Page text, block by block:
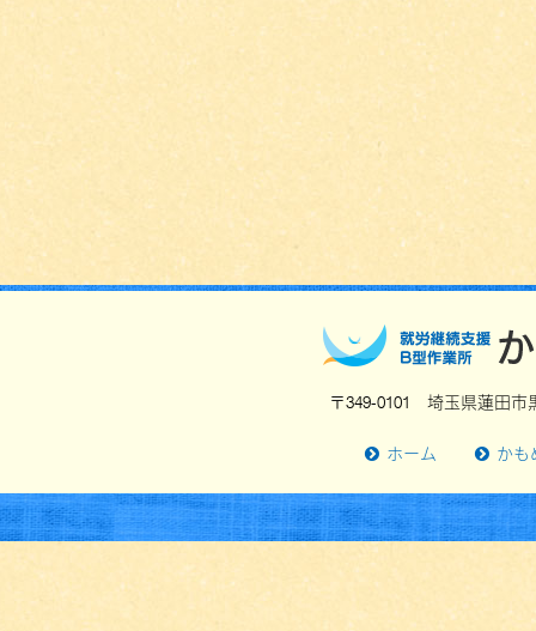
〒349-0101 埼玉県蓮田市
ホーム かも